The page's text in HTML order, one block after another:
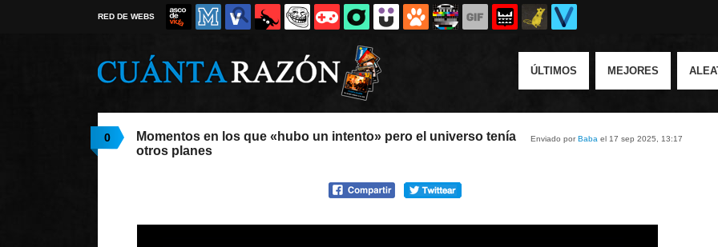
RED DE WEBS
ÚLTIMOS MEJORES
0 Enviado porBaba el 17 sep 2025, 13:17
Momentos en los que «hubo un intento» pero el universo tenía
otros planes